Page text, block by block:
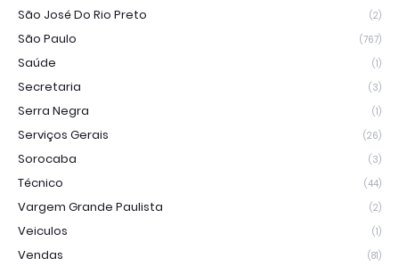
São José Do Rio Preto (2)
São Paulo (767)
Saúde (1)
Secretaria (3)
Serra Negra (1)
Serviços Gerais (26)
Sorocaba (3)
Técnico (44)
Vargem Grande Paulista (2)
Veiculos (1)
Vendas (81)